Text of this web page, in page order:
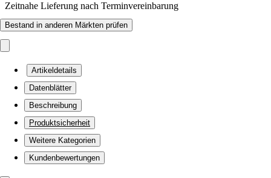
Zeitnahe Lieferung nach Terminvereinbarung
Bestand in anderen Märkten prüfen
Artikeldetails
Datenblätter
Beschreibung
Produktsicherheit
Weitere Kategorien
Kundenbewertungen